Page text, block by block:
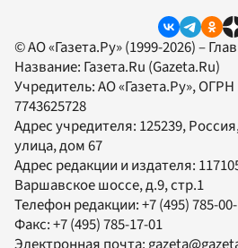
© АО «Газета.Ру» (1999-2026) –
Название: Газета.Ru (Gazeta.Ru)
Учредитель:АО «Газета.Ру», ОГРН
7743625728
Адрес учредителя: 125239,
улица, дом 67
Адрес редакции и издателя:
Варшавское шоссе, д.9, стр.1
Телефон редакции:+7 (495) 785-
Факс:+7 (495) 785-17-01